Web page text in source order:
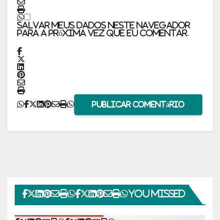
Salvar meus dados neste navegador
para a próxima vez que eu comentar.
You missed